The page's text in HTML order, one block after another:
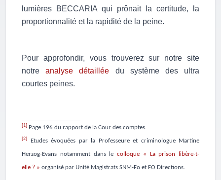
lumières BECCARIA qui prônait la certitude, la
proportionnalité et la rapidité de la peine.
Pour approfondir, vous trouverez sur notre site
notreanalyse détaillée du système des ultra
courtes peines.
[1] Page 196 du rapport de la Cour des comptes.
[2] Etudes évoquées par la Professeure et criminologue Martine
Herzog-Evans notamment dans le colloque « La prison libère-t-
elle ? » organisé par Unité Magistrats SNM-Fo et FO Directions.